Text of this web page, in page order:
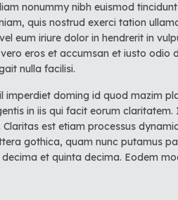
nonummy nibh euismod
quis nostrud exerci tation
eum iriure dolor in hendrerit in
eros et accumsan et iusto odio
nulla facilisi.
imperdiet doming id quod mazim
in iis qui facit eorum
est etiam processus
gothica, quam nunc putamus
et quinta decima. Eodem